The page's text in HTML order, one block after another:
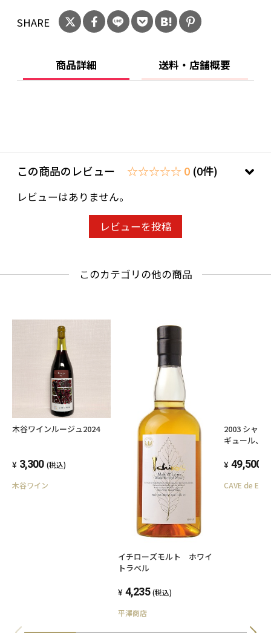
近畿・東海・北陸・中国・四国は無料です。
その他地域は追加配送料金を頂きます。詳しく
20歳未満の飲酒は法律で禁止されています。当
い。
ことよりモール会員で生年月日登録済みの方
SHARE
商品詳細 送料・店舗概要
この商品のレビュー ☆☆☆☆☆ 0 (0件)
レビューはありません。
レビューを投稿
このカテゴリの他の商品
木谷ワインルージュ2024
3,300 (税込)
木谷ワイン
イチローズモルト ホワイ
トラベル
4,235 (税込)
平澤商店
2003 シャト
ギュール、
49,500
CAVE de